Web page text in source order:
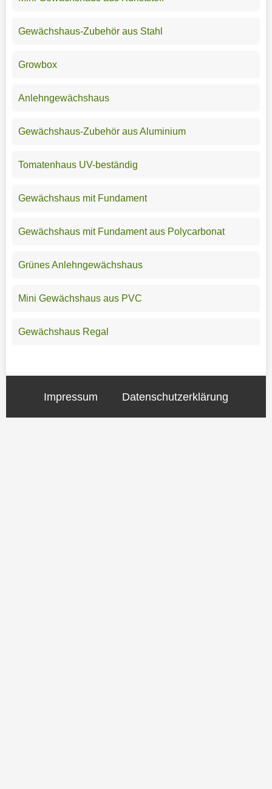
Gewächshaus-Zubehör aus Stahl
Growbox
Anlehngewächshaus
Gewächshaus-Zubehör aus Aluminium
Tomatenhaus UV-beständig
Gewächshaus mit Fundament
Gewächshaus mit Fundament aus Polycarbonat
Grünes Anlehngewächshaus
Mini Gewächshaus aus PVC
Gewächshaus Regal
Impressum Datenschutzerklärung